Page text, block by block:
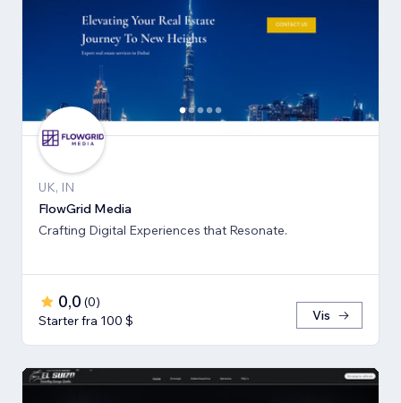
UK, IN
FlowGrid Media
Crafting Digital Experiences that Resonate.
0,0 (0)
Starter fra 100 $
Vis